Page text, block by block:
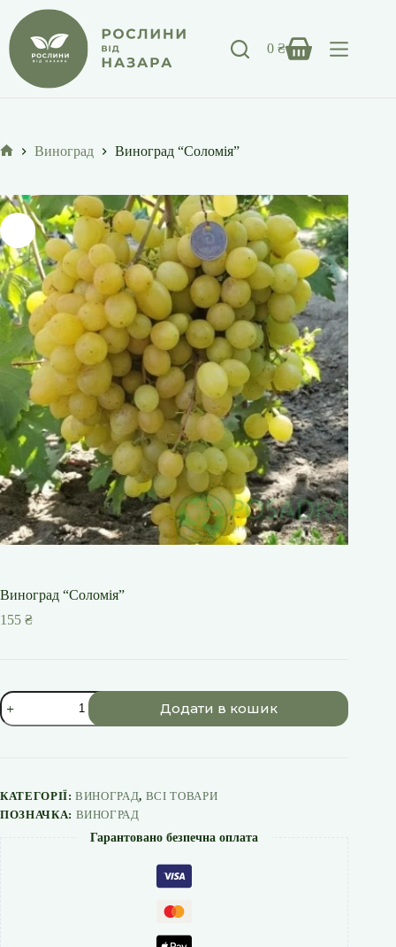
Перейти
вмісту
Кошик
0₴
Виноград Виноград “Соломія”
Виноград “Соломія”
155 ₴
Виноград
"Соломія"
кількість
Додати в кошик
КАТЕГОРІЇ:ВИНОГРАД, ВСІ ТОВАРИ
ПОЗНАЧКА: ВИНОГРАД
Гарантовано безпечна оплата